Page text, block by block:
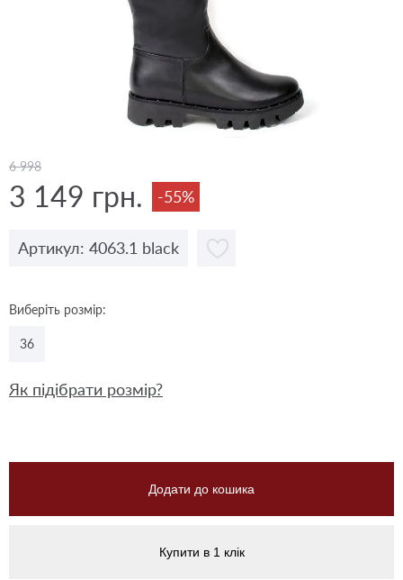
6 998
3 149 грн. -55%
Артикул: 4063.1 black
Виберіть розмір:
36
Як підібрати розмір?
Додати до кошика
Купити в 1 клік